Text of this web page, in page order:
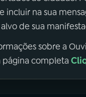
incluir na sua
de sua
sobre a
página completa